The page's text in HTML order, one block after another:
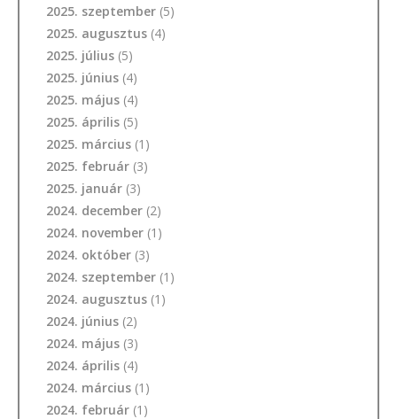
2025. szeptember (5)
2025. augusztus (4)
2025. július (5)
2025. június (4)
2025. május (4)
2025. április (5)
2025. március (1)
2025. február (3)
2025. január (3)
2024. december (2)
2024. november (1)
2024. október (3)
2024. szeptember (1)
2024. augusztus (1)
2024. június (2)
2024. május (3)
2024. április (4)
2024. március (1)
2024. február (1)